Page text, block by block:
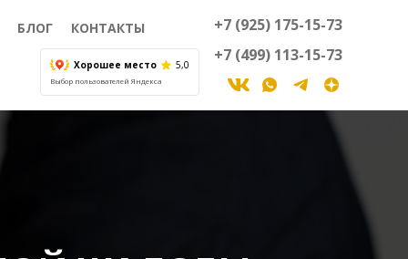
БЛОГ КОНТАКТЫ
Хорошее место 5,0
Выбор пользователей Яндекса
+7 (925) 175-15-73
+7 (499) 113-15-73